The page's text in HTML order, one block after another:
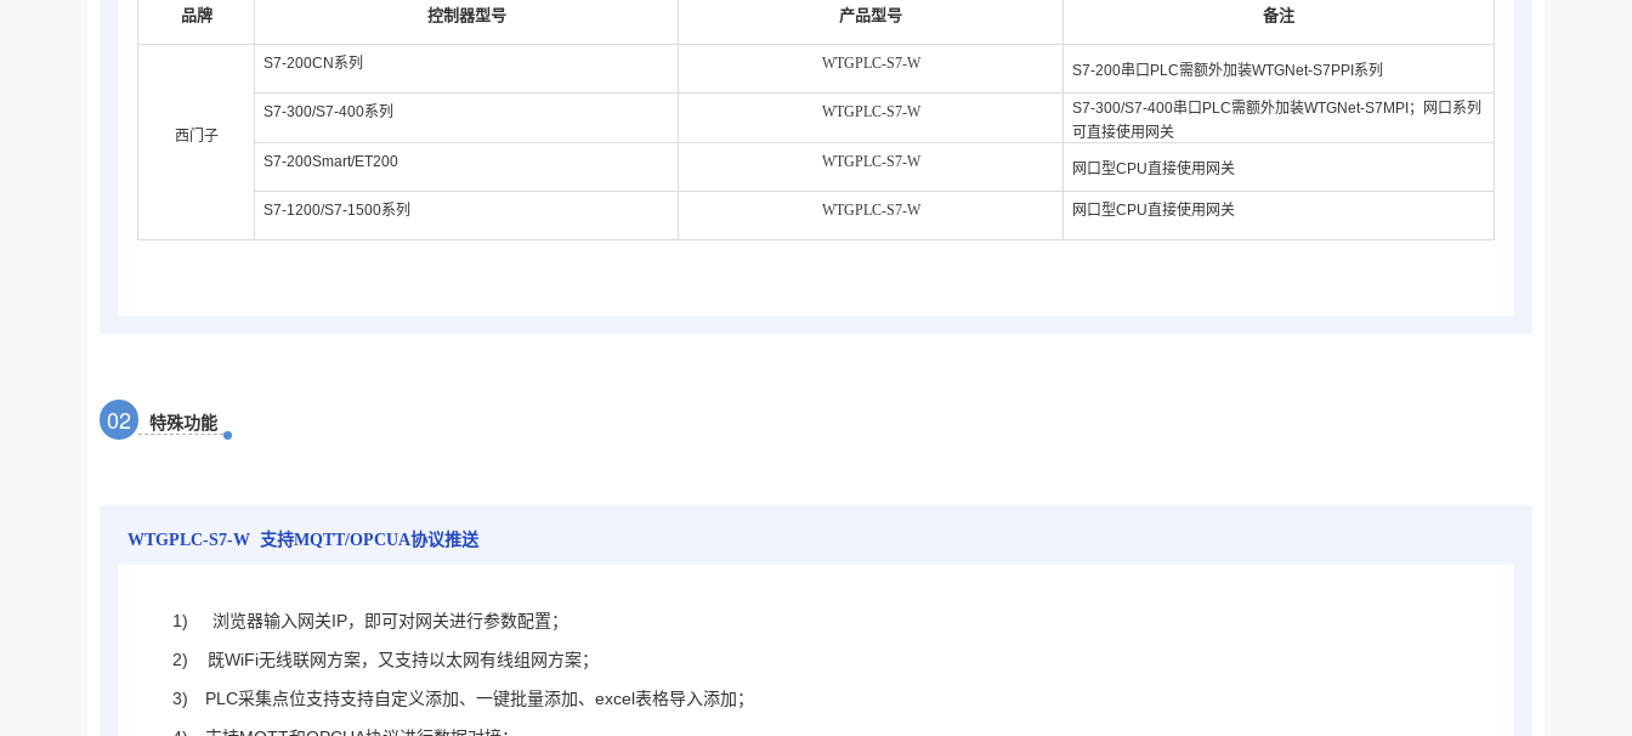
品牌 控制器型号 产品型号 备注
西门子
S7-200CN系列 WTGPLC-S7-W S7-200串口PLC需额外加装WTGNet-S7PPI系列
S7-300/S7-400系列 WTGPLC-S7-W
S7-300/S7-400串口PLC需额外加装WTGNet-S7MPI；网口系列
可直接使用网关
S7-200Smart/ET200
WTGPLC-S7-W 网口型CPU直接使用网关
S7-1200/S7-1500系列 WTGPLC-S7-W 网口型CPU直接使用网关
02 特殊功能
WTGPLC-S7-W 支持MQTT/OPCUA协议推送
1)
浏览器输入网关IP，即可对网关进行参数配置；
2) 既WiFi无线联网方案，又支持以太网有线组网方案；
3)
PLC采集点位支持支持自定义添加、一键批量添加、excel表格导入添加；